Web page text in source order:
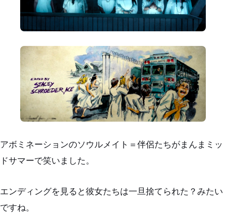
アボミネーションのソウルメイト＝伴侶たちがまんまミッ
ドサマーで笑いました。
エンディングを見ると彼女たちは一旦捨てられた？みたい
ですね。